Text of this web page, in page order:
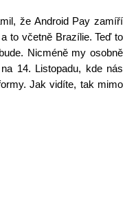
že Android Pay zamíří
to včetně Brazílie. Teď to
Nicméně my osobně
14. Listopadu, kde nás
Jak vidíte, tak mimo